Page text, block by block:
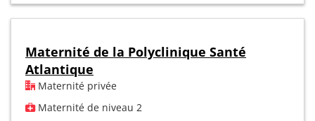
Maternité de la Polyclinique Santé
Atlantique
Maternité privée
Maternité de niveau 2